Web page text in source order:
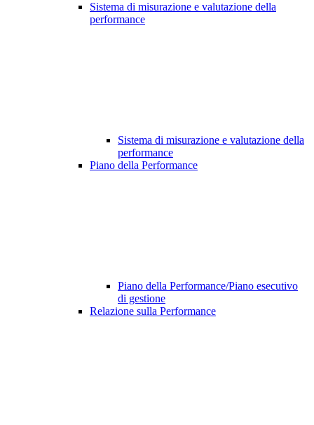
Sistema di misurazione e valutazione della
performance
Sistema di misurazione e valutazione della
performance
Piano della Performance
Piano della Performance/Piano esecutivo
di gestione
Relazione sulla Performance